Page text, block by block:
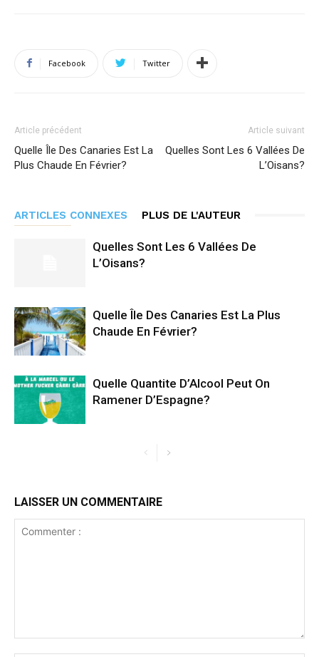
Facebook Twitter
Article précédent
Quelle Île Des Canaries Est La
Plus Chaude En Février?
Article suivant
Quelles Sont Les 6 Vallées De
L’Oisans?
ARTICLES CONNEXES PLUS DE L'AUTEUR
Quelles Sont Les 6 Vallées De
L’Oisans?
Quelle Île Des Canaries Est La Plus
Chaude En Février?
Quelle Quantite D’Alcool Peut On
Ramener D’Espagne?
LAISSER UN COMMENTAIRE